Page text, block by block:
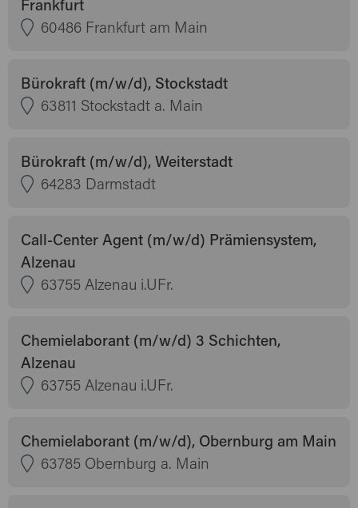
Frankfurt
60486 Frankfurt am Main
Bürokraft (m/w/d), Stockstadt
63811 Stockstadt a. Main
Bürokraft (m/w/d), Weiterstadt
64283 Darmstadt
Call-Center Agent (m/w/d) Prämiensystem,
Alzenau
63755 Alzenau i.UFr.
Chemielaborant (m/w/d) 3 Schichten,
Alzenau
63755 Alzenau i.UFr.
Chemielaborant (m/w/d), Obernburg am Main
63785 Obernburg a. Main